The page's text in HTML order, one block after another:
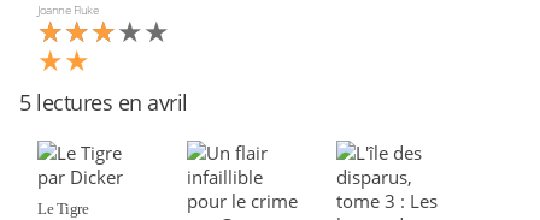
Joanne Fluke
★★★★★
★★★
★★
5 lectures en avril
Le Tigre